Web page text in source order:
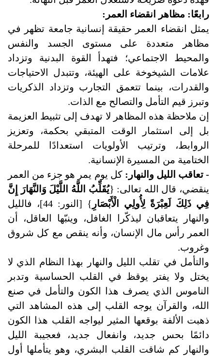
رابعًا: مظاهر انقضاء العمر:
يمثل انقضاء العمر حقيقة إنسانية جامعة تظهر في
مظاهر متعددة على مستوى الجسد والنفس
والمحيط الاجتماعي؛ فتهدأ القوة البدنية وتزداد
علامات الشيخوخة على الهيئة، وتتبدل الاحتياجات
والقدرات، بينما تتعمق التجارب وتزداد الذكريات
وتبرز قيم التأمل والتصالح مع الذات.
إن ملاحظة هذه المظاهر لا تهدف إلى تثبيط العزيمة
بل إلى استثمار الوقت المتبقي بحكمة، وتعزيز
الروابط، وترتيب الأولويات استعدادًا للمرحلة
الختامية من المسيرة الإنسانية.
- تعاقب الليل والنهار: كل يوم يمر هو جزء من العمر
ينقضي، قال الله تعالى:
{يُقَلِّبُ اللَّهُ اللَّيْلَ وَالنَّهَارَ إِنَّ
فِي ذَلِكَ لَعِبْرَةً لِأُولِي الْأَبْصَارِ
} [النور: 44]، فالليل
والنهار يتعاقبان ليذكّرا الغافل، وينبّها العاقل، أن
العمر رأس مال الإنسان، وأنه ينقص مع كل شروق
وغروب.
والتأمل في تقلب الليل والنهار بهذا النظام الذي لا
يختل ولا يفتر يوقظ في القلب الحساسية وتدبر
الناموس الذي يصرف هذا الكون والتأمل في صنع
الله، والقرآن يوجه القلب إلى هذه المشاهد التي
ذهبت الألفة بوقعها المثير ليواجه القلب هذا الكون
دائمًا بحس جديد، وانفعال جديد، فعجيبة الليل
والنهار كم شاقت القلب البشري، وهو يتأملها أول